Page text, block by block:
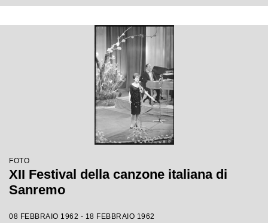
FOTO
XII Festival della canzone italiana di
Sanremo
08 FEBBRAIO 1962 - 18 FEBBRAIO 1962